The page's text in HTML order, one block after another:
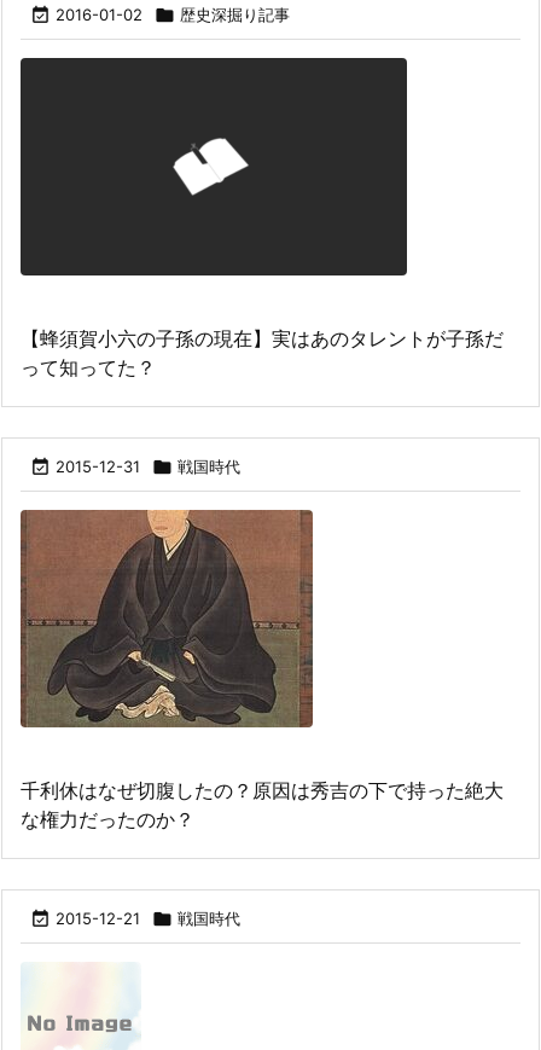
 2016-01-02  歴史深掘り記事
【蜂須賀小六の子孫の現在】実はあのタレントが子孫だ
って知ってた？
 2015-12-31  戦国時代
千利休はなぜ切腹したの？原因は秀吉の下で持った絶大
な権力だったのか？
 2015-12-21  戦国時代